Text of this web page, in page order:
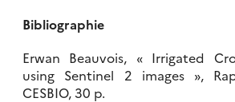
Bibliographie
Erwan Beauvois, « Irrigated
using Sentinel 2 images »,
CESBIO, 30 p.